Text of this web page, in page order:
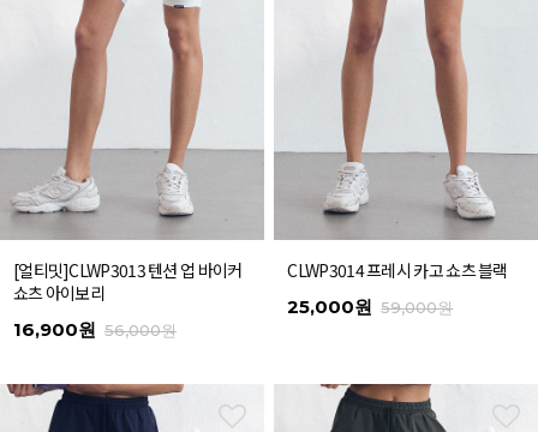
[얼티밋]CLWP3013 텐션 업 바이커
쇼츠 아이보리
16,900원 56,000원
CLWP3014 프레시 카고 쇼츠 블랙
25,000원 59,000원